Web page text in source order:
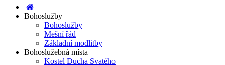
Bohoslužby
Bohoslužby
Mešní řád
Základní modlitby
Bohoslužebná místa
Kostel Ducha Svatého